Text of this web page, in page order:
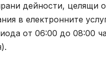
дейности, целящи
в електронните
от 06:00 до 08:00